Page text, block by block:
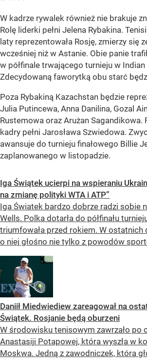
W kadrze rywalek również nie brakuje
Rolę liderki pełni Jelena Rybakina.
laty reprezentowała Rosję, zmierzy się
wcześniej niż w Astanie. Obie panie
w półfinale trwającego turnieju w Indian
Zdecydowaną faworytką obu starć
Poza Rybakiną Kazachstan będzie
Julia Putincewa, Anna Danilina, Gozal
Rustemowa oraz Arużan Sagandikowa.
kadry pełni Jarosława Szwiedowa.
awansuje do turnieju finałowego Billie
zaplanowanego w listopadzie.
Iga Świątek ucierpi na wspieraniu
na zmianę polityki WTA i ATP”
Iga Światek bardzo dobrze radzi sobie
Wells. Polka dotarła do półfinału
triumfowała przed rokiem. W ostatnich
o niej głośno nie tylko z powodów
Daniił Miedwiediew zareagował na
Świątek. Rosjanie będą oburzeni
W środowisku tenisowym zawrzało po
Anastasiji Potapowej, która wyszła w
Moskwa. Jedną z zawodniczek, która